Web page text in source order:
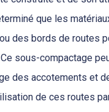
que les
des bords de routes
sous-compactage
des accotements et
de ces routes